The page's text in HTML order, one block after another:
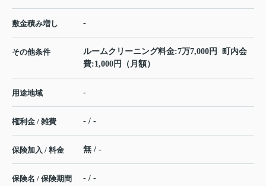
敷金積み増し -
その他条件
ルームクリーニング料金:7万7,000円 町内会
費:1,000円（月額）
用途地域 -
権利金 / 雑費 - / -
保険加入 / 料金 無 / -
保険名 / 保険期間 - / -